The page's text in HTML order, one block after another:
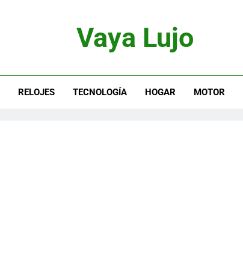
Vaya Lujo
RELOJES TECNOLOGÍA HOGAR MOTOR